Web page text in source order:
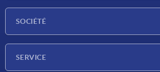
SOCIÉTÉ
SERVICE